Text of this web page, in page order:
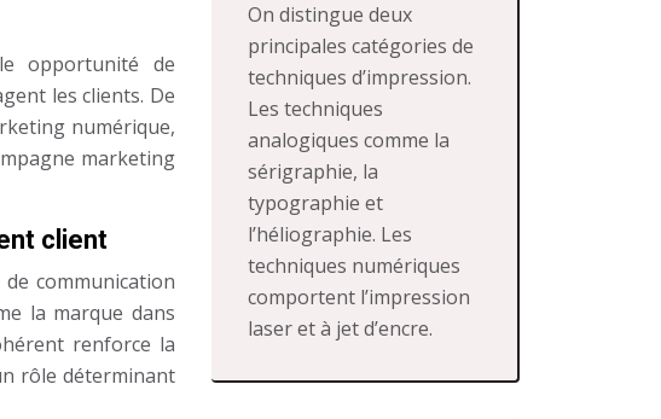
opportunité de
les clients. De
numérique,
marketing
client
communication
la marque dans
renforce la
rôle déterminant
On distingue deux
principales catégories de
techniques d’impression.
Les techniques
analogiques comme la
sérigraphie, la
typographie et
l’héliographie. Les
techniques numériques
comportent l’impression
laser et à jet d’encre.